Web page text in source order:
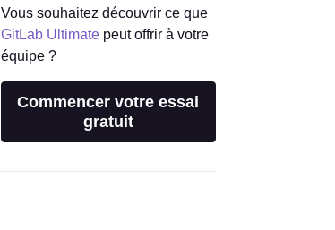
Vous souhaitez découvrir ce que
GitLab Ultimatepeut offrir à votre
équipe ?
Commencer votre essai
gratuit